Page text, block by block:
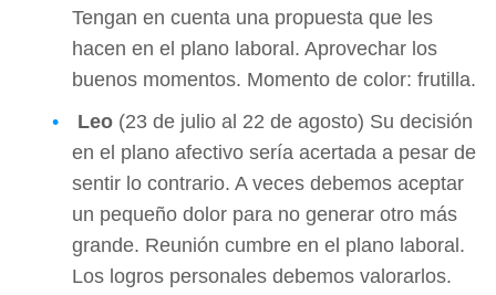
Tengan en cuenta una propuesta que les
hacen en el plano laboral. Aprovechar los
buenos momentos. Momento de color: frutilla.
Leo (23 de julio al 22 de agosto) Su decisión
en el plano afectivo sería acertada a pesar de
sentir lo contrario. A veces debemos aceptar
un pequeño dolor para no generar otro más
grande. Reunión cumbre en el plano laboral.
Los logros personales debemos valorarlos.